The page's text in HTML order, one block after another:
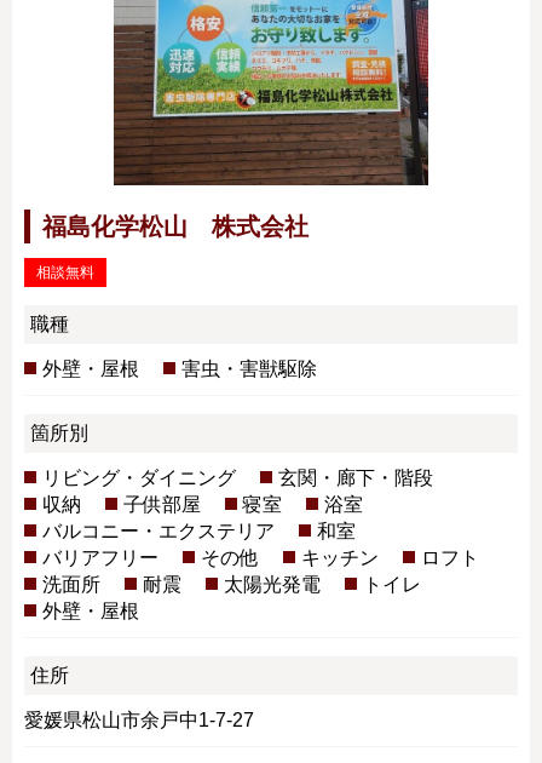
福島化学松山 株式会社
相談無料
職種
外壁・屋根 害虫・害獣駆除
箇所別
リビング・ダイニング
玄関・廊下・階段
収納
子供部屋 寝室
浴室
バルコニー・エクステリア
和室
バリアフリー
その他 キッチン
ロフト
洗面所
耐震 太陽光発電
トイレ
外壁・屋根
住所
愛媛県松山市余戸中1-7-27